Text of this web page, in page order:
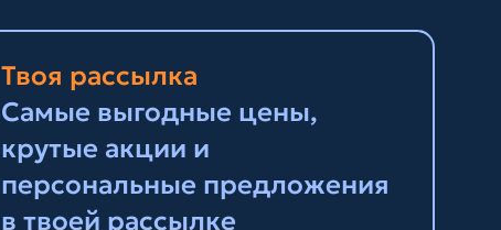
Твоя рассылка
Самые выгодные цены,
крутые акции и
персональные предложения
в твоей рассылке